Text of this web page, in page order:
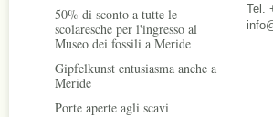
50% di sconto a tutte le
scolaresche per l'ingresso al
Museo dei fossili a Meride
Gipfelkunst entusiasma anche a
Meride
Porte aperte agli scavi
Tel.